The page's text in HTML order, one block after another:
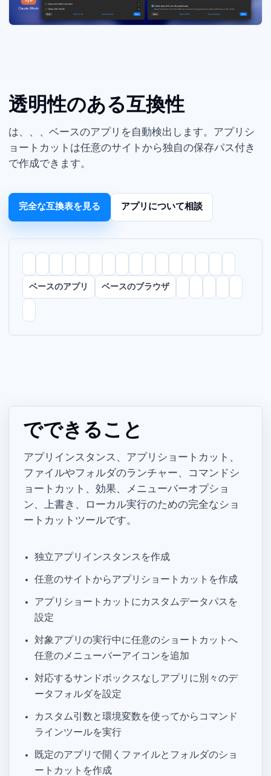
透明性のある互換性
Parall は Eclipse、Chrome、Firefox、ToDesktop ベースのアプリを自動検出します。Web アプリシ
ョートカットは任意の Web サイト URL から独自の保存パス付き
で作成できます。
完全な互換表を見る アプリについて相談
Chrome ベースのアプリ Chrome ベースのブラウザ
Parall でできること
アプリインスタンス、Web アプリショートカット、
ファイルやフォルダのランチャー、コマンドシ
ョートカット、Dock 効果、メニューバーオプショ
ン、HOME 上書き、ローカル実行のための完全な Mac ショ
ートカットツールです。
独立アプリインスタンスを作成
任意の Web サイト URL から Web アプリショートカットを作成
Web アプリショートカットにカスタムデータパスを
設定
対象アプリの実行中に任意のショートカットへ
任意のメニューバーアイコンを追加
対応するサンドボックスなしアプリに別々のデ
ータフォルダを設定
カスタム引数と環境変数を使って Dock からコマンド
ラインツールを実行
既定のアプリで開くファイルとフォルダのショ
ートカットを作成